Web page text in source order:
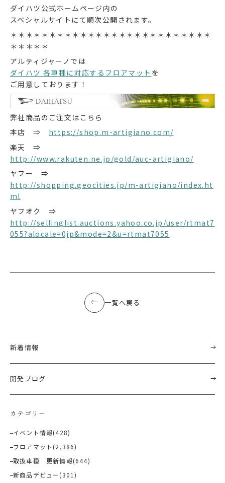
ダイハツ公式ホームページ内の
スペシャルサイトにて順次公開されます。
＊＊＊＊＊＊＊＊＊＊＊＊＊＊＊＊＊＊＊＊＊＊＊＊＊＊
＊＊＊＊＊
アルティジャーノでは
ダイハツ 各車種に対応するフロアマット を
ご用意しております！
弊社商品のご注文はこちら
本店 ⇒ https://shop.m-artigiano.com/
楽天 ⇒
http://www.rakuten.ne.jp/gold/auc-artigiano/
ヤフー ⇒
http://shopping.geocities.jp/m-artigiano/index.ht
ml
ヤフオク ⇒
http://sellinglist.auctions.yahoo.co.jp/user/rtmat7
055?alocale=0jp&mode=2&u=rtmat7055
一覧へ戻る
新着情報
開発ブログ
カテゴリー
イベント情報(428)
フロアマット (2,386)
取扱車種 更新情報(644)
新商品デビュー(301)